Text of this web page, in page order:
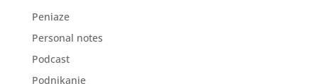
Peniaze
Personal notes
Podcast
Podnikanie